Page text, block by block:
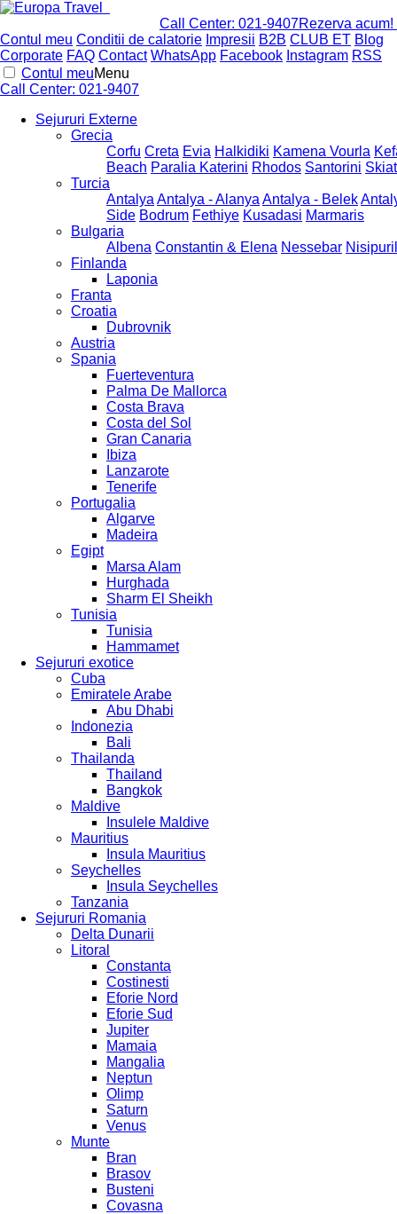
Call Center: 021-9407Rezerva acum!
Contul meu Conditii de calatorie Impresii B2B CLUB ET Blog
Corporate FAQ Contact WhatsApp Facebook Instagram RSS
Contul meuMenu
Call Center: 021-9407
Sejururi Externe
Grecia
Corfu Creta Evia Halkidiki Kamena Vourla
Beach Paralia Katerini Rhodos Santorini
Turcia
Antalya Antalya - Alanya Antalya - Belek
Side Bodrum Fethiye Kusadasi Marmaris
Bulgaria
Albena Constantin & Elena Nessebar
Finlanda
Laponia
Franta
Croatia
Dubrovnik
Austria
Spania
Fuerteventura
Palma De Mallorca
Costa Brava
Costa del Sol
Gran Canaria
Ibiza
Lanzarote
Tenerife
Portugalia
Algarve
Madeira
Egipt
Marsa Alam
Hurghada
Sharm El Sheikh
Tunisia
Tunisia
Hammamet
Sejururi exotice
Cuba
Emiratele Arabe
Abu Dhabi
Indonezia
Bali
Thailanda
Thailand
Bangkok
Maldive
Insulele Maldive
Mauritius
Insula Mauritius
Seychelles
Insula Seychelles
Tanzania
Sejururi Romania
Delta Dunarii
Litoral
Constanta
Costinesti
Eforie Nord
Eforie Sud
Jupiter
Mamaia
Mangalia
Neptun
Olimp
Saturn
Venus
Munte
Bran
Brasov
Busteni
Covasna